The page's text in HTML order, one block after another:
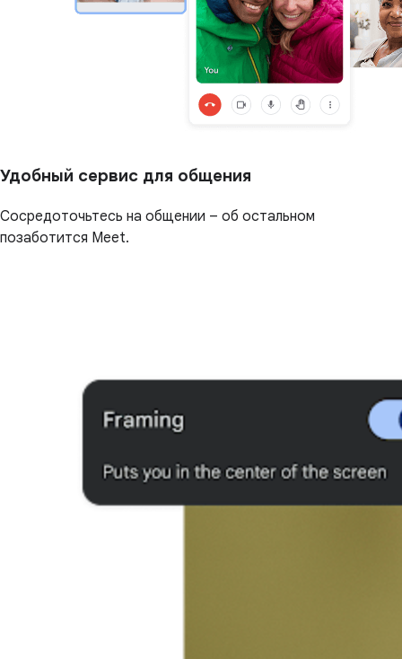
Удобный сервис для общения
Сосредоточьтесь на общении – об остальном
позаботится Meet.